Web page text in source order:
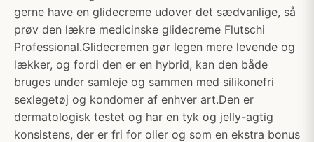
gerne have en glidecreme udover det sædvanlige, så
prøv den lækre medicinske glidecreme Flutschi
Professional.Glidecremen gør legen mere levende og
lækker, og fordi den er en hybrid, kan den både
bruges under samleje og sammen med silikonefri
sexlegetøj og kondomer af enhver art.Den er
dermatologisk testet og har en tyk og jelly-agtig
konsistens, der er fri for olier og som en ekstra bonus